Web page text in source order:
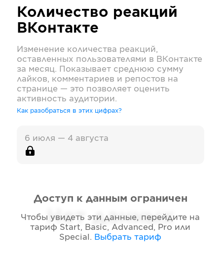
Количество реакций
ВКонтакте
Изменение количества реакций,
оставленных пользователями в ВКонтакте
за месяц. Показывает среднюю сумму
лайков, комментариев и репостов на
странице — это позволяет оценить
активность аудитории.
Как разобраться в этих цифрах?
6 июля — 4 августа
Нет данных
Доступ к данным ограничен
Чтобы увидеть эти данные, перейдите на
тариф Start, Basic, Advanced, Pro или
Special . Выбрать тариф